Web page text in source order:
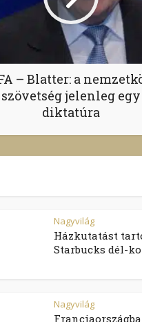
– Blatter: a
szövetség jelenleg egy
diktatúra
Nagyvilág
Házkutatást
Starbucks dél-
Nagyvilág